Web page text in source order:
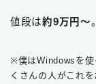
値段は約9万円〜。
※僕はWindowsを使
くさんの人がこれを